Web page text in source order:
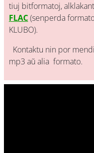
tiuj bitformatoj,
FLAC(senperda
KLUBO).
Kontaktu nin por
mp3 aŭ alia formato.